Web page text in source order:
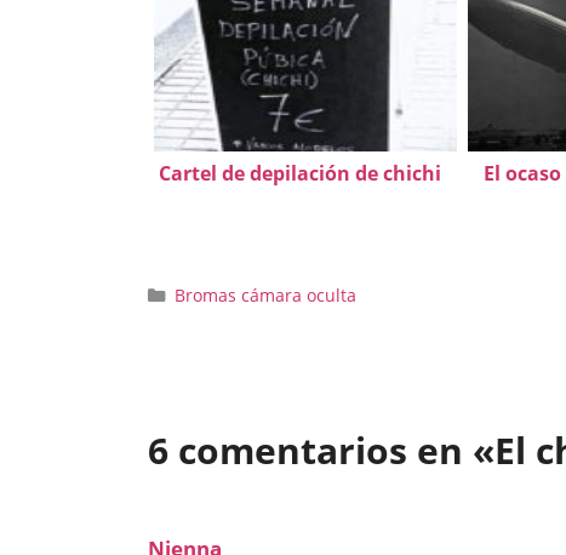
Cartel de depilación de chichi
El
Categorías
Bromas cámara oculta
6 comentarios en «El
Nienna